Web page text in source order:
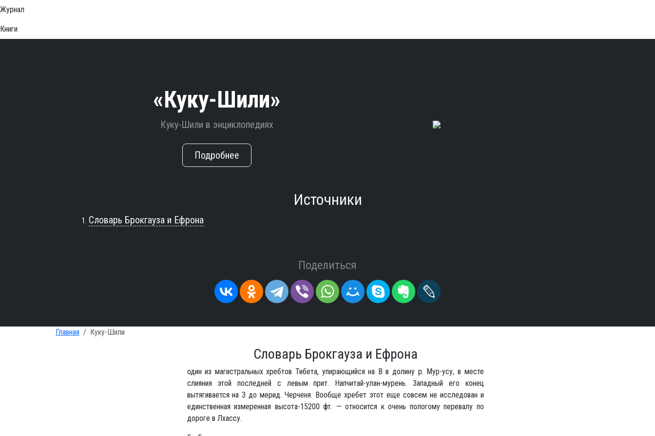
Журнал
Книги
«Куку-Шили»
Куку-Шили в энциклопедиях
Подробнее
Источники
Словарь Брокгауза и Ефрона
Поделиться
Главная Куку-Шили
Словарь Брокгауза и Ефрона
один из магистральных хребтов Тибета, упирающийся на В в долину р. Мур-усу, в месте
слияния этой последней с левым прит. Напчитай-улан-мурень. Западный его конец
вытягивается на З до мерид. Черченя. Вообще хребет этот еще совсем не исследован и
единственная измеренная высота-15200 фт. — относится к очень пологому перевалу по
дороге в Лхассу.